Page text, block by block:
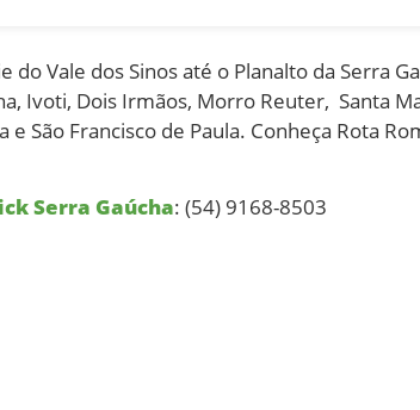
Vale dos Sinos até o Planalto da Serra
Ivoti, Dois Irmãos, Morro Reuter, Santa
São Francisco de Paula. Conheça Rota
Serra Gaúcha: (54) 9168-8503